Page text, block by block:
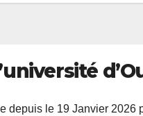
depuis le 19 Janvier 2026